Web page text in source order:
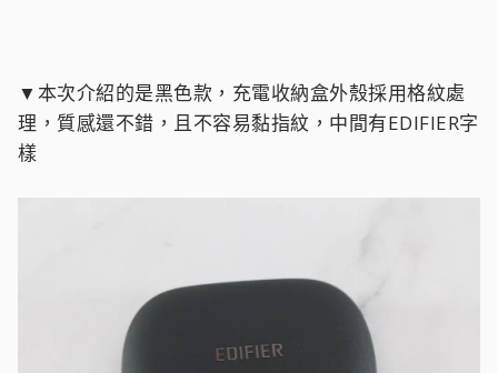
▼本次介紹的是黑色款，充電收納盒外殼採用格紋處
理，質感還不錯，且不容易黏指紋，中間有EDIFIER字
樣